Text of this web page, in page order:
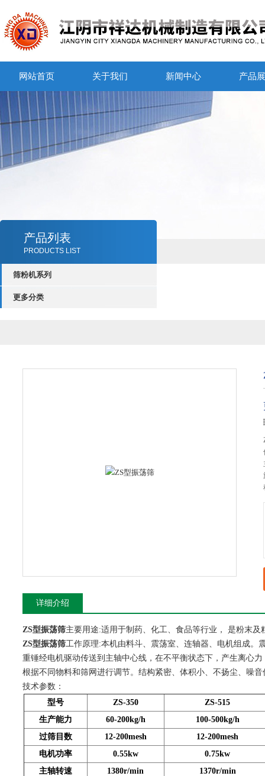
网站首页 关于我们 新闻中心 产品
产品列表
PRODUCTS LIST
筛粉机系列
更多分类
详细介绍
ZS型振荡筛主要用途:适用于制药、化工、食品等行业， 是粉末
ZS型振荡筛工作原理:本机由料斗、震荡室、连轴器、电机组成。
重锤经电机驱动传送到主轴中心线，在不平衡状态下，产生离心
根据不同物料和筛网进行调节。结构紧密、体积小、不扬尘、噪
技术参数：
型号
ZS-350
ZS-515
生产能力
60-200kg/h
100-500kg/h
过筛目数
12-200mesh
12-200mesh
电机功率
0.55kw
0.75kw
主轴转速
1380r/min
1370r/min